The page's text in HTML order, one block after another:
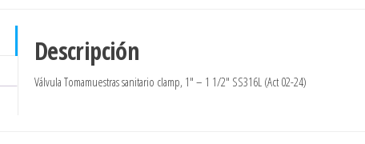
Descripción
Válvula Tomamuestras sanitario clamp, 1″ – 1 1/2″ SS316L (Act 02-24)